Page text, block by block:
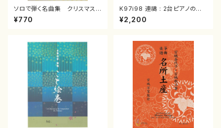
ソロで弾く名曲集 クリスマス・
イブ／恋人がサンタクロース(
箏独奏 /大平光美 編曲/楽
¥770
K97i98 連禱 : 2台ピアノのた
めの（2 Pianos / 菊池 幸夫 /
楽譜）
¥2,200